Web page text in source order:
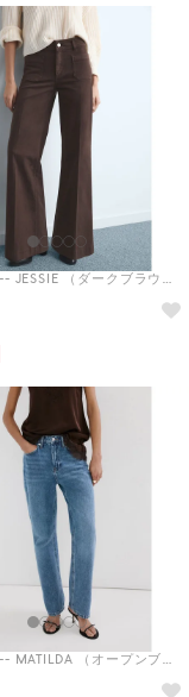
ジーンズ .-- JESSIE （ダークブラウン）
ジーンズ .-- MATILDA （オープンブルー）